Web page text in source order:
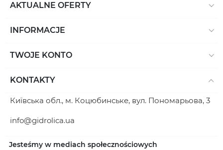
AKTUALNE OFERTY
INFORMACJE
TWOJE KONTO
KONTAKTY
Київська обл., м. Коцюбинське, вул. Пономарьова, 3
info@gidrolica.ua
Jesteśmy w mediach społecznościowych